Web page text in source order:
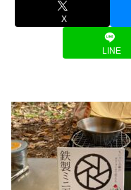
X
LINE